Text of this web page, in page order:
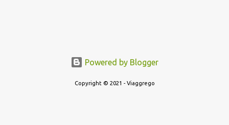
Powered by Blogger
Copyright © 2021 - Viaggrego